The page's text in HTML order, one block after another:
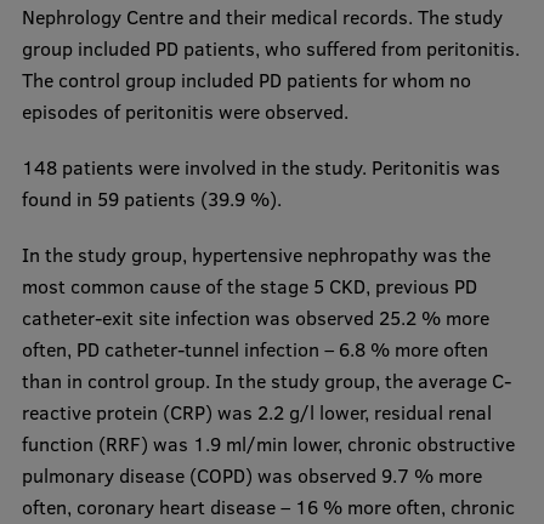
Nephrology Centre and their medical records. The study
group included PD patients, who suffered from peritonitis.
The control group included PD patients for whom no
episodes of peritonitis were observed.
148 patients were involved in the study. Peritonitis was
found in 59 patients (39.9 %).
In the study group, hypertensive nephropathy was the
most common cause of the stage 5 CKD, previous PD
catheter-exit site infection was observed 25.2 % more
often, PD catheter-tunnel infection – 6.8 % more often
than in control group. In the study group, the average C-
reactive protein (CRP) was 2.2 g/l lower, residual renal
function (RRF) was 1.9 ml/min lower, chronic obstructive
pulmonary disease (COPD) was observed 9.7 % more
often, coronary heart disease – 16 % more often, chronic